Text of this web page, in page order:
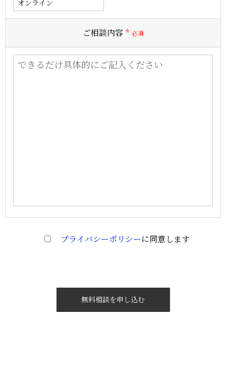
ご相談内容 *
プライバシーポリシーに同意します